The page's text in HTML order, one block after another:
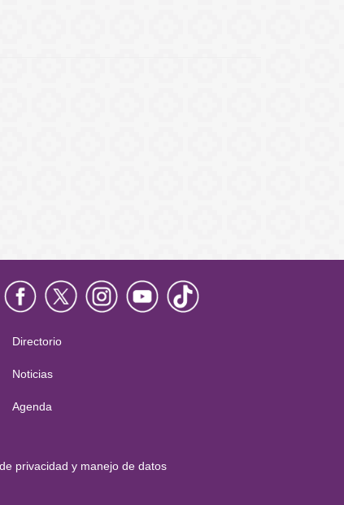
Menú
principal
Directorio
Noticias
Agenda
privacidad y manejo de datos